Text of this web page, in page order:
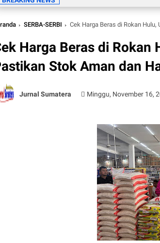
SERBA-SERBI Cek Harga Beras di Rokan
Harga Beras di Rokan
Stok Aman dan
Jurnal Sumatera Minggu, November 16,